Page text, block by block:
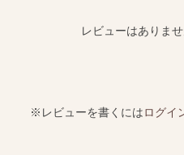
レビューはありませ
※レビューを書くにはログイ